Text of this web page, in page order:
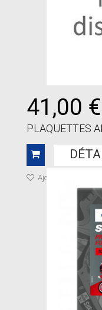
41,00 €
PLAQUETTES
Ajouter à ma liste